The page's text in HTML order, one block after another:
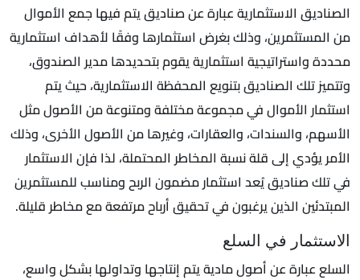
الصناديق الاستثمارية عبارة عن صناديق يتم فيها جمع الأموال
من المستثمرين، وذلك بغرض استثمارها وفقًا لأهداف استثمارية
محددة واستراتيجية استثمارية يقوم بتحديدها مدير الصندوق،
وتتميز تلك الصناديق بتنويع المحفظة الاستثمارية، حيث يتم
استثمار الأموال في مجموعة مختلفة ومتنوعة من الأصول مثل
الأسهم، والسندات، والعقارات، وغيرها من الأصول الأخرى، وذلك
الأمر يؤدي إلى قلة نسبة المخاطر المحتملة، لذا فإن الاستثمار
في تلك صناديق يُعد استثمار مضمون الربح ومناسب للمستثمرين
المبتدئين الذين يرغبون في تحقيق أرباح مرتفعة مع مخاطر قليلة.
الاستثمار في السلع
السلع عبارة عن أصول مادية يتم إنتاجها وتداولها بشكل واسع،